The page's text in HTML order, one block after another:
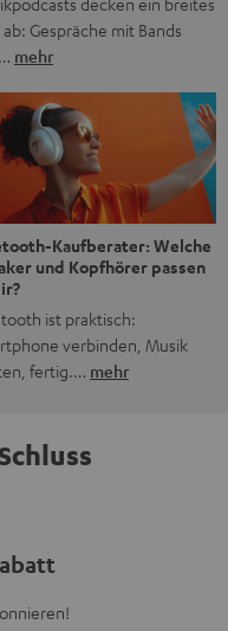
ab: Gespräche mit Bands
mehr
Kaufberater: Welche
und Kopfhörer passen
ist praktisch:
verbinden, Musik
fertig.… mehr